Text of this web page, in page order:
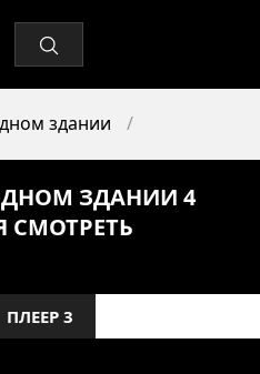
здании
ЗДАНИИ 4
СМОТРЕТЬ
ПЛЕЕР 3